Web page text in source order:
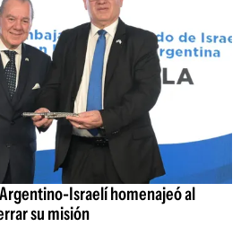
Israelí homenajeó al
su misión